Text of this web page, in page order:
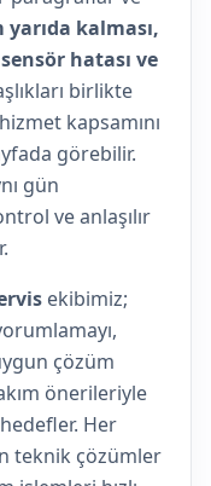
kalması,
hatası ve
birlikte
kapsamını
görebilir.
gün
ve anlaşılır
ekibimiz;
çözüm
önerileriyle
Her
teknik çözümler